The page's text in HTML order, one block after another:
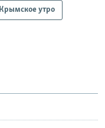
Крымское утро